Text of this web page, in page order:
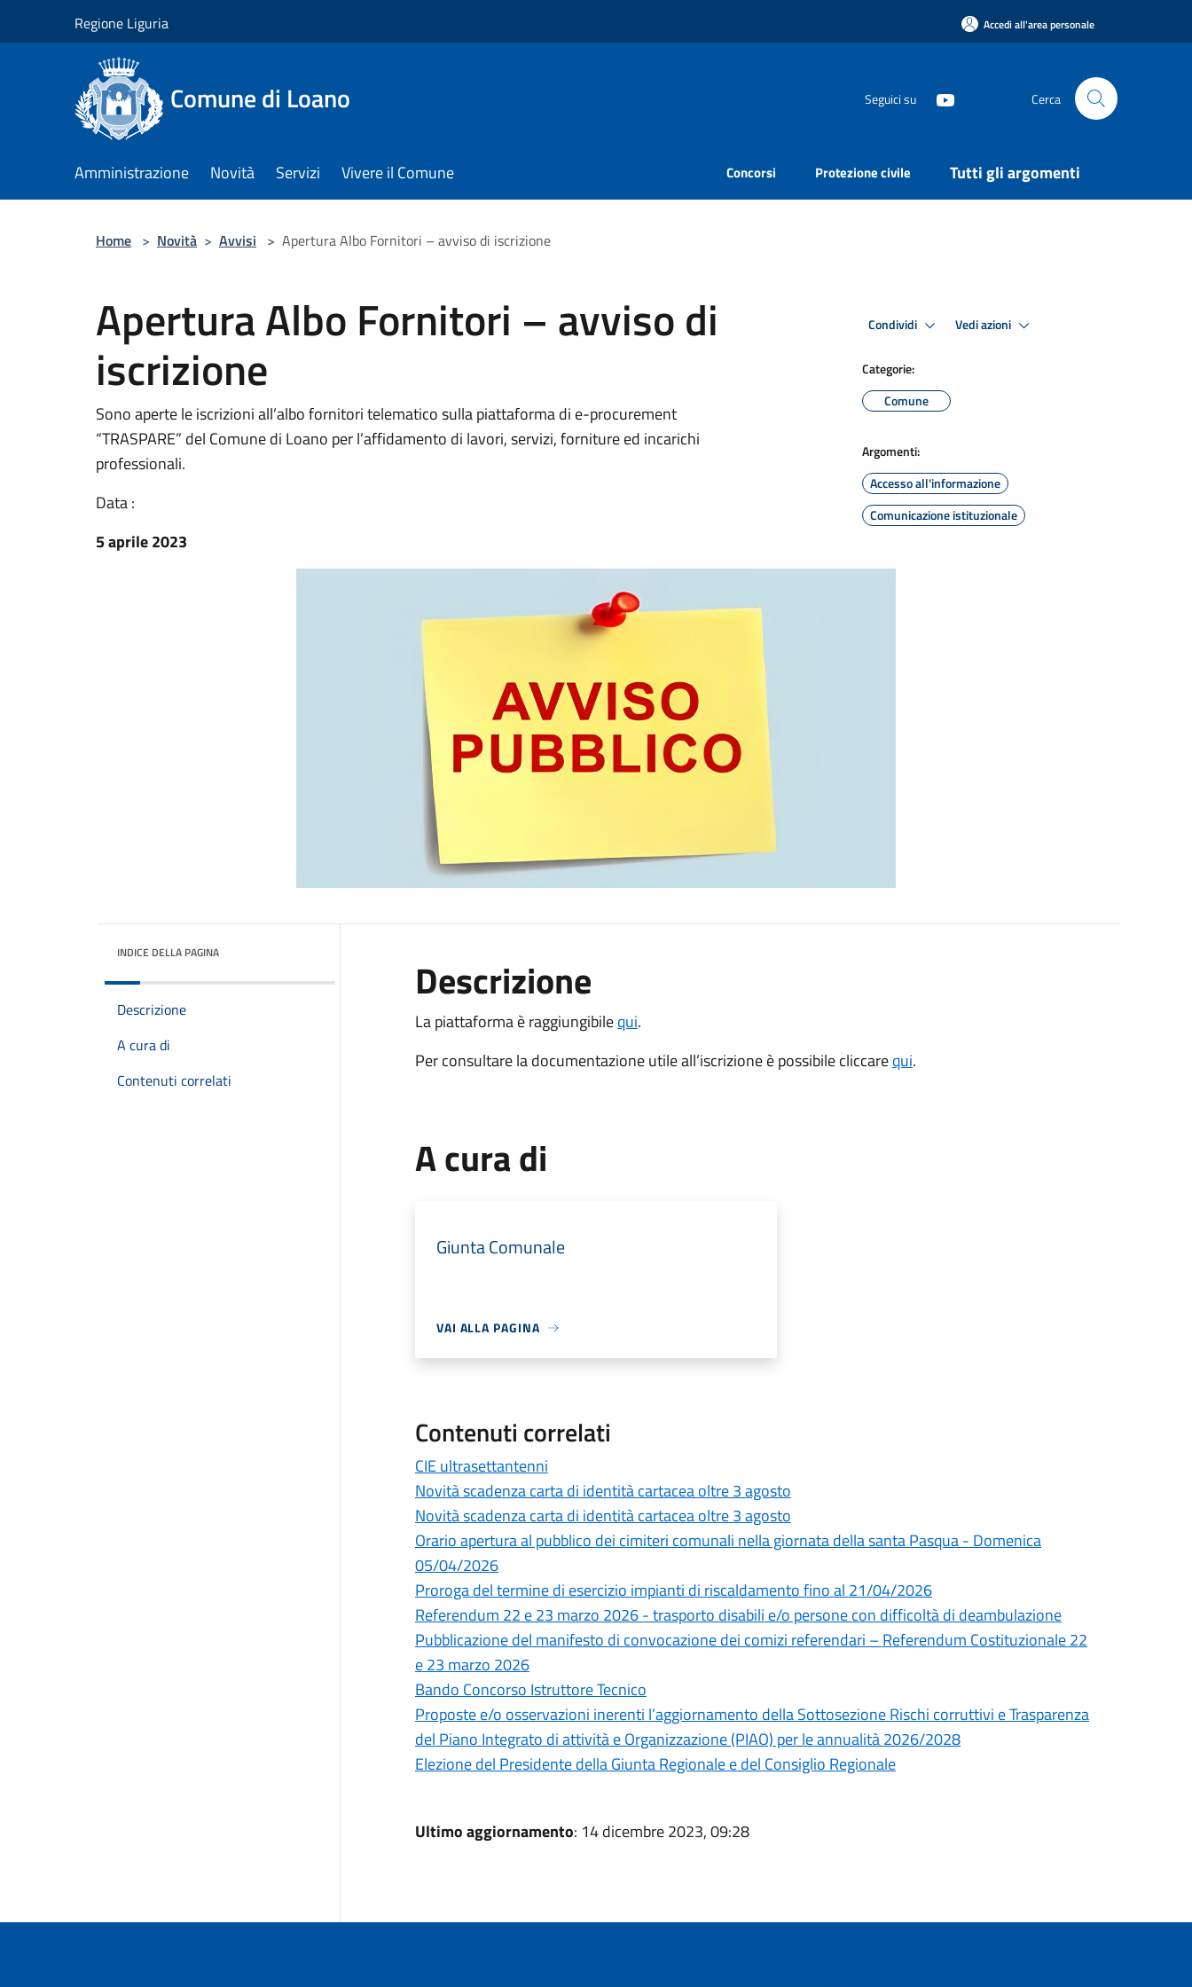
Regione Liguria Accedi all'area personale
Comune di Loano Seguici su Cerca
Amministrazione Novità Servizi Vivere il Comune Concorsi Protezione civile Tutti gli argomenti
Home > Novità > Avvisi > Apertura Albo Fornitori – avviso di iscrizione
Apertura Albo Fornitori – avviso di
iscrizione
Sono aperte le iscrizioni all’albo fornitori telematico sulla piattaforma di e-procurement
“TRASPARE” del Comune di Loano per l’affidamento di lavori, servizi, forniture ed incarichi
professionali.
Data :
5 aprile 2023
Condividi Vedi azioni
Categorie:
Comune
Argomenti:
Accesso all'informazione
Comunicazione istituzionale
INDICE DELLA PAGINA
Descrizione
A cura di
Contenuti correlati
Descrizione
La piattaforma è raggiungibilequi.
Per consultare la documentazione utile all’iscrizione è possibile cliccarequi.
A cura di
Giunta Comunale
VAI ALLA PAGINA
Contenuti correlati
CIE ultrasettantenni
Novità scadenza carta di identità cartacea oltre 3 agosto
Novità scadenza carta di identità cartacea oltre 3 agosto
Orario apertura al pubblico dei cimiteri comunali nella giornata della santa Pasqua - Domenica
05/04/2026
Proroga del termine di esercizio impianti di riscaldamento fino al 21/04/2026
Referendum 22 e 23 marzo 2026 - trasporto disabili e/o persone con difficoltà di deambulazione
Pubblicazione del manifesto di convocazione dei comizi referendari – Referendum Costituzionale 22
e 23 marzo 2026
Bando Concorso Istruttore Tecnico
Proposte e/o osservazioni inerenti l’aggiornamento della Sottosezione Rischi corruttivi e Trasparenza
del Piano Integrato di attività e Organizzazione (PIAO) per le annualità 2026/2028
Elezione del Presidente della Giunta Regionale e del Consiglio Regionale
Ultimo aggiornamento: 14 dicembre 2023, 09:28